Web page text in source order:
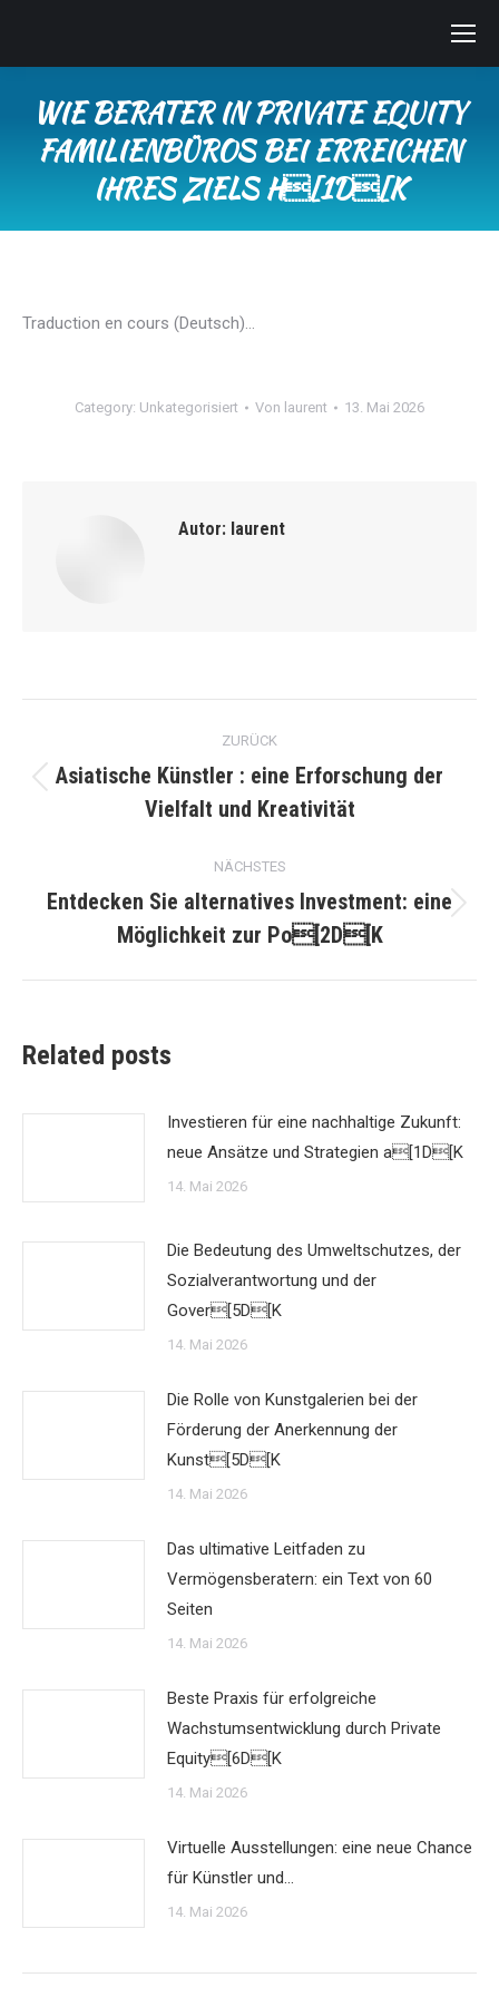
WIE BERATER IN PRIVATE EQUITY
FAMILIENBÜROS BEI ERREICHEN
IHRES ZIELS H[1D[K
Traduction en cours (Deutsch)…
Category: Unkategorisiert Von laurent 13. Mai 2026
Autor: laurent
Kommentarnavigation
ZURÜCK
Beitrag:
Asiatische Künstler : eine Erforschung der
Vielfalt und Kreativität
NÄCHSTES
Beitrag:
Entdecken Sie alternatives Investment: eine
Möglichkeit zur Po[2D[K
Related posts
Investieren für eine nachhaltige Zukunft:
neue Ansätze und Strategien a[1D[K
14. Mai 2026
Die Bedeutung des Umweltschutzes, der
Sozialverantwortung und der
Gover[5D[K
14. Mai 2026
Die Rolle von Kunstgalerien bei der
Förderung der Anerkennung der
Kunst[5D[K
14. Mai 2026
Das ultimative Leitfaden zu
Vermögensberatern: ein Text von 60
Seiten
14. Mai 2026
Beste Praxis für erfolgreiche
Wachstumsentwicklung durch Private
Equity[6D[K
14. Mai 2026
Virtuelle Ausstellungen: eine neue Chance
für Künstler und…
14. Mai 2026